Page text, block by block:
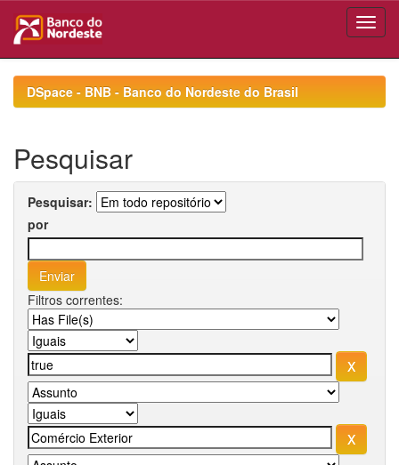
navigationDSpace - BNB - Banco do Nordeste do Brasil
Pesquisar
Pesquisar:
por
Filtros correntes: